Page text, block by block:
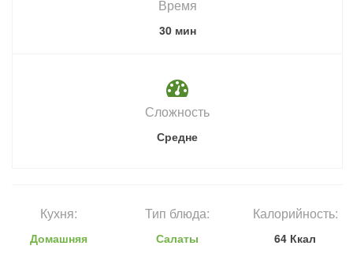
Время
30 мин
Сложность
Средне
Кухня:
Домашняя
Тип блюда:
Салаты
Калорийность:
64 Ккал